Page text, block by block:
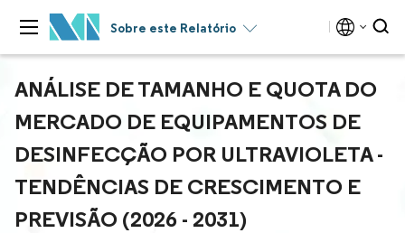
Sobre este Relatório
ANÁLISE DE TAMANHO E QUOTA DO
MERCADO DE EQUIPAMENTOS DE
DESINFECÇÃO POR ULTRAVIOLETA -
TENDÊNCIAS DE CRESCIMENTO E
PREVISÃO (2026 - 2031)